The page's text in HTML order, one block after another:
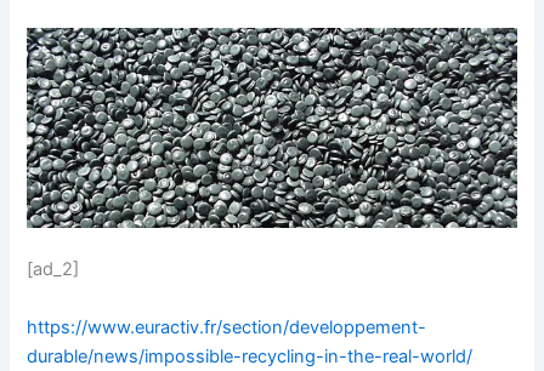
[ad_2]
https://www.euractiv.fr/section/developpement-
durable/news/impossible-recycling-in-the-real-world/